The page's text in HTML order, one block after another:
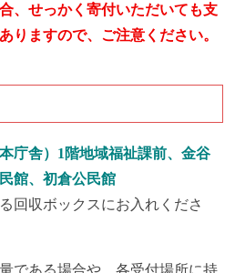
、せっかく寄付いただいても支
りますので、ご注意ください。
庁舎）1階地域福祉課前、金谷
館、初倉公民館
回収ボックスにお入れくださ
である場合や、各受付場所に持